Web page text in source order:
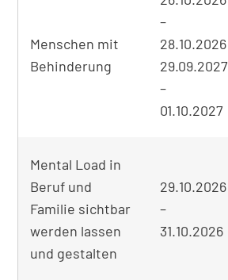
Menschen mit
Behinderung
–
28.10.2026
29.09.2027
–
01.10.2027
Mental Load in
Beruf und
Familie sichtbar
werden lassen
und gestalten
29.10.2026
–
31.10.2026